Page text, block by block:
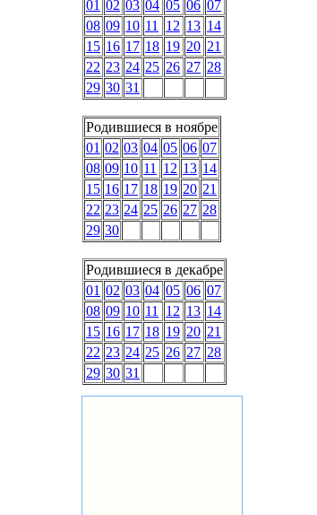
01 02 03 04 05 06 07
08 09 10 11 12 13 14
15 16 17 18 19 20 21
22 23 24 25 26 27 28
29 30 31
Родившиеся в ноябре
01 02 03 04 05 06 07
08 09 10 11 12 13 14
15 16 17 18 19 20 21
22 23 24 25 26 27 28
29 30
Родившиеся в декабре
01 02 03 04 05 06 07
08 09 10 11 12 13 14
15 16 17 18 19 20 21
22 23 24 25 26 27 28
29 30 31